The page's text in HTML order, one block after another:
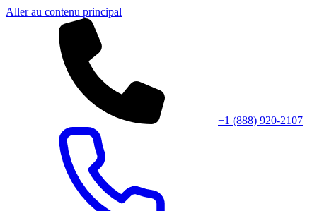
Aller au contenu principal
+1 (888) 920-2107